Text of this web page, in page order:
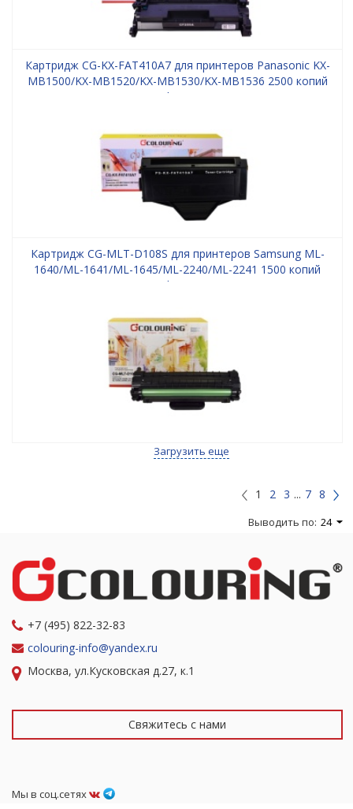
Картридж CG-KX-FAT410A7 для принтеров Panasonic KX-
MB1500/KX-MB1520/KX-MB1530/KX-MB1536 2500 копий
Colouring
Картридж CG-MLT-D108S для принтеров Samsung ML-
1640/ML-1641/ML-1645/ML-2240/ML-2241 1500 копий
Colouring
Загрузить еще
1 2 3 ... 7 8
Выводить по: 24
+7 (495) 822-32-83
colouring-info@yandex.ru
Москва, ул.Кусковская д.27, к.1
Свяжитесь с нами
Мы в соц.сетях